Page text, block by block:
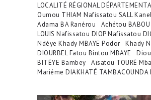
LOCALITÉ RÉGIONAL
Oumou THIAM Nafissatou SALL
Adama BA Ranérou Achétou BABOU
LOUIS Nafissatou DIOP Nafissatou
Ndéye Khady MBAYE Podor Khady
DIOURBEL Fatou Bintou MBAYE
BITÉYE Bambey Aïsatou TOURÉ
Mariéme DIAKHATÉ